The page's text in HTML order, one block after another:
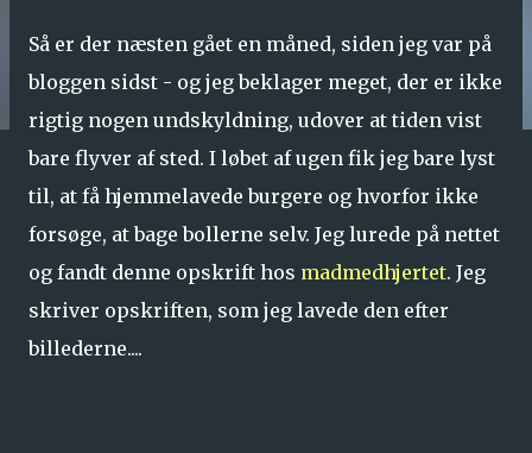
Så er der næsten gået en måned, siden jeg var på
bloggen sidst - og jeg beklager meget, der er ikke
rigtig nogen undskyldning, udover at tiden vist
bare flyver af sted. I løbet af ugen fik jeg bare lyst
til, at få hjemmelavede burgere og hvorfor ikke
forsøge, at bage bollerne selv. Jeg lurede på nettet
og fandt denne opskrift hos madmedhjertet. Jeg
skriver opskriften, som jeg lavede den efter
billederne....